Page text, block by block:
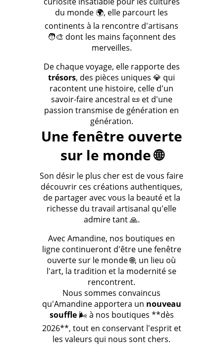
du monde 🌍, elle parcourt les
continents à la rencontre d'artisans
🧑‍🎨 dont les mains façonnent des
merveilles.
De chaque voyage, elle rapporte des
trésors, des pièces uniques 💎 qui
racontent une histoire, celle d'un
savoir-faire ancestral 📜 et d'une
passion transmise de génération en
génération.
Une fenêtre ouverte
sur le monde 🌐
Son désir le plus cher est de vous faire
découvrir ces créations authentiques,
de partager avec vous la beauté et la
richesse du travail artisanal qu'elle
admire tant 🙏.
Avec Amandine, nos boutiques en
ligne continueront d'être une fenêtre
ouverte sur le monde 🌐, un lieu où
l'art, la tradition et la modernité se
rencontrent.
Nous sommes convaincus
qu'Amandine apportera un nouveau
souffle🌬️ à nos boutiques **dès
2026**, tout en conservant l'esprit et
les valeurs qui nous sont chers.